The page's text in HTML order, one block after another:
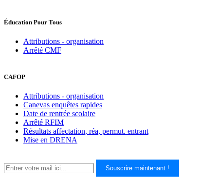
Éducation Pour Tous
Attributions - organisation
Arrêté CMF
CAFOP
Attributions - organisation
Canevas enquêtes rapides
Date de rentrée scolaire
Arrêté RFIM
Résultats affectation, réa, permut. entrant
Mise en DRENA
Souscrire maintenant !